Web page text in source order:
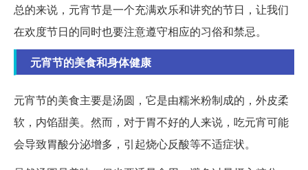
总的来说，元宵节是一个充满欢乐和讲究的节日，让我们
在欢度节日的同时也要注意遵守相应的习俗和禁忌。
元宵节的美食和身体健康
元宵节的美食主要是汤圆，它是由糯米粉制成的，外皮柔
软，内馅甜美。然而，对于胃不好的人来说，吃元宵可能
会导致胃酸分泌增多，引起烧心反酸等不适症状。